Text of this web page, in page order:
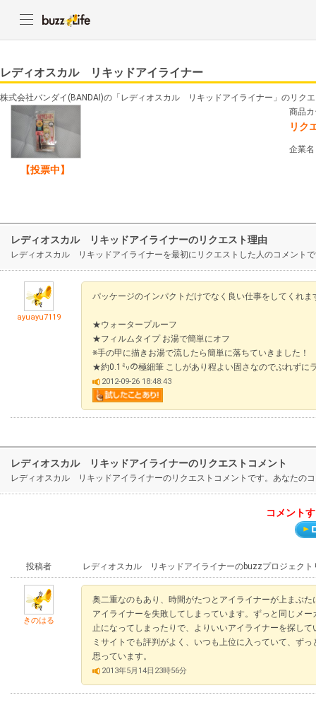
レディオスカル リキッドアイライナー
株式会社バンダイ(BANDAI)の「レディオスカル リキッドアイライナー」のリク
【投票中】
商品
リク
企業
レディオスカル リキッドアイライナーのリクエスト理由
レディオスカル リキッドアイライナーを最初にリクエストした人のコメント
ayuayu7119
パッケージのインパクトだけでなく良い仕事をしてくれま
★ウォータープルーフ
★フィルムタイプ お湯で簡単にオフ
※手の甲に描きお湯で流したら簡単に落ちていきました！
★約0.1㍉の極細筆 こしがあり程よい固さなのでぶれずに
2012-09-26 18:48:43
レディオスカル リキッドアイライナーのリクエストコメント
レディオスカル リキッドアイライナーのリクエストコメントです。あなたの
コメント
投稿者 レディオスカル リキッドアイライナーのbuzzプロジェクト
きのはる
奥二重なのもあり、時間がたつとアイライナーが上まぶ
アイライナーを失敗してしまっています。ずっと同じメ
止になってしまったりで、よりいいアイライナーを探し
ミサイトでも評判がよく、いつも上位に入っていて、ず
思っています。
2013年5月14日23時56分